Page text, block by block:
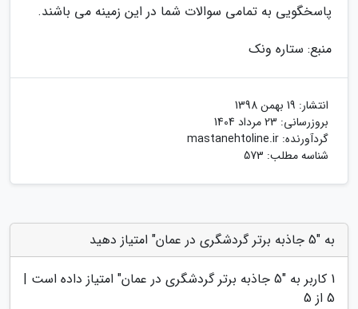
پاسخگویی به تمامی سوالات شما در این زمینه می باشند.
منبع: ستاره ونک
انتشار: 19 بهمن 1398
بروزرسانی: 23 مرداد 1404
گردآورنده: mastanehtoline.ir
شناسه مطلب: 573
به "5 جاذبه برتر گردشگری در عمان" امتیاز دهید
1 کاربر به "5 جاذبه برتر گردشگری در عمان
" امتیاز داده است |
5 از 5